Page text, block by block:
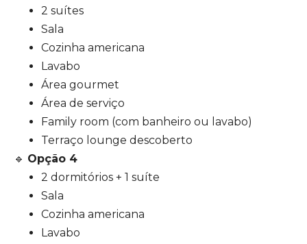
2 suítes
Sala
Cozinha americana
Lavabo
Área gourmet
Área de serviço
Family room (com banheiro ou lavabo)
Terraço lounge descoberto
🔹 Opção 4
2 dormitórios + 1 suíte
Sala
Cozinha americana
Lavabo